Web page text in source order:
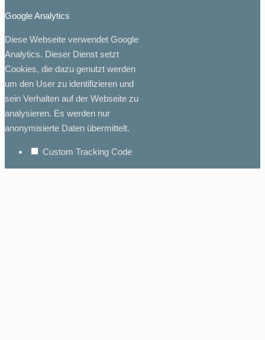
Google Analytics
Diese Webseite verwendet Google
Analytics. Dieser Dienst setzt
Cookies, die dazu genutzt werden
um den User zu identifizieren und
sein Verhalten auf der Webseite zu
analysieren. Es werden nur
anonymisierte Daten übermittelt.
Custom Tracking Code